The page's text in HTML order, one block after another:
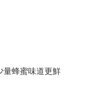
量蜂蜜味道更鮮